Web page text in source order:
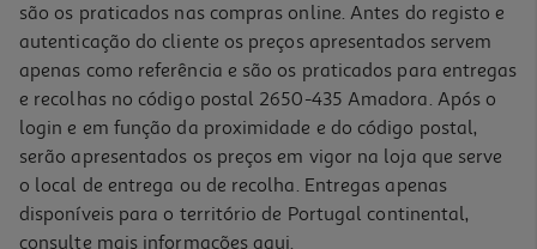
são os praticados nas compras online. Antes do registo e
autenticação do cliente os preços apresentados servem
apenas como referência e são os praticados para entregas
e recolhas no código postal 2650-435 Amadora. Após o
login e em função da proximidade e do código postal,
serão apresentados os preços em vigor na loja que serve
o local de entrega ou de recolha. Entregas apenas
disponíveis para o território de Portugal continental,
consulte mais informações aqui.